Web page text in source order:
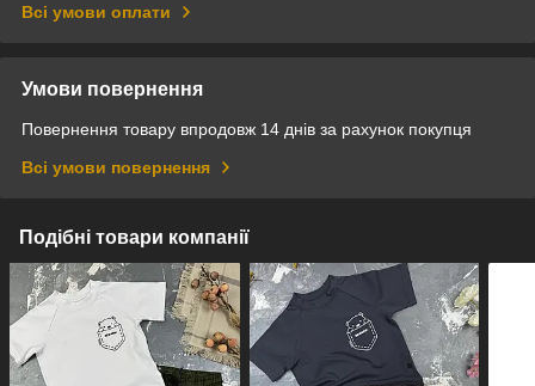
Всі умови оплати
Умови повернення
Повернення товару впродовж 14 днів за рахунок покупця
Всі умови повернення
Подібні товари компанії